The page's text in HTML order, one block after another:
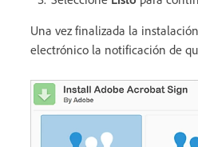
Una vez finalizada la
electrónico la notificación de